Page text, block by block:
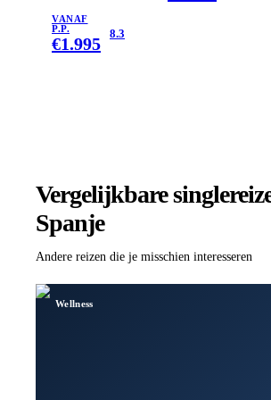
VANAF
P.P.
€1.995 8.3
Vergelijkbare
Spanje
Andere reizen die je misschien interesseren
Wellness